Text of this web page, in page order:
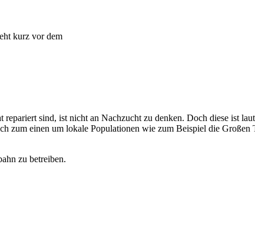
kurz vor dem
sind, ist nicht an Nachzucht zu denken. Doch diese ist
zum einen um lokale Populationen wie zum Beispiel die
zu betreiben.